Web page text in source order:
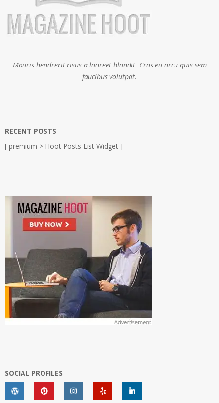
Mauris hendrerit risus a laoreet blandit. Cras eu arcu quis sem
faucibus volutpat.
RECENT POSTS
[ premium > Hoot Posts List Widget ]
SOCIAL PROFILES